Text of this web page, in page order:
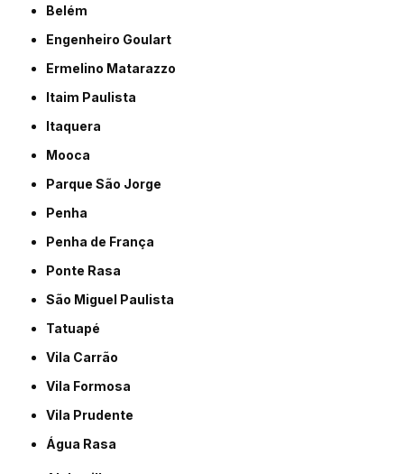
Belém
Engenheiro Goulart
Ermelino Matarazzo
Itaim Paulista
Itaquera
Mooca
Parque São Jorge
Penha
Penha de França
Ponte Rasa
São Miguel Paulista
Tatuapé
Vila Carrão
Vila Formosa
Vila Prudente
Água Rasa